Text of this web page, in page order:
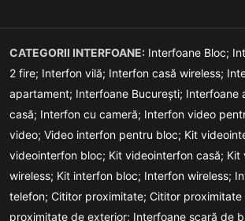
CATEGORII INTERFOANE: Interfoane Bloc;
2 fire; Interfon vilă; Interfon casă wireless;
apartament; Interfoane București; Interfoane
casă; Interfon cu cameră; Interfon video
video; Video interfon pentru bloc; Kit
videointerfon bloc; Kit videointerfon casă; Kit
wireless; Kit interfon bloc; Interfon wireless;
telefon; Cititor proximitate; Cititor proximitate
proximitate de exterior; Interfoane scară de